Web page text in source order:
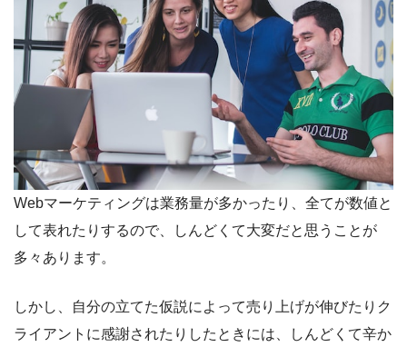
Webマーケティングは業務量が多かったり、全てが数値と
して表れたりするので、しんどくて大変だと思うことが
多々あります。
しかし、自分の立てた仮説によって売り上げが伸びたりク
ライアントに感謝されたりしたときには、しんどくて辛か